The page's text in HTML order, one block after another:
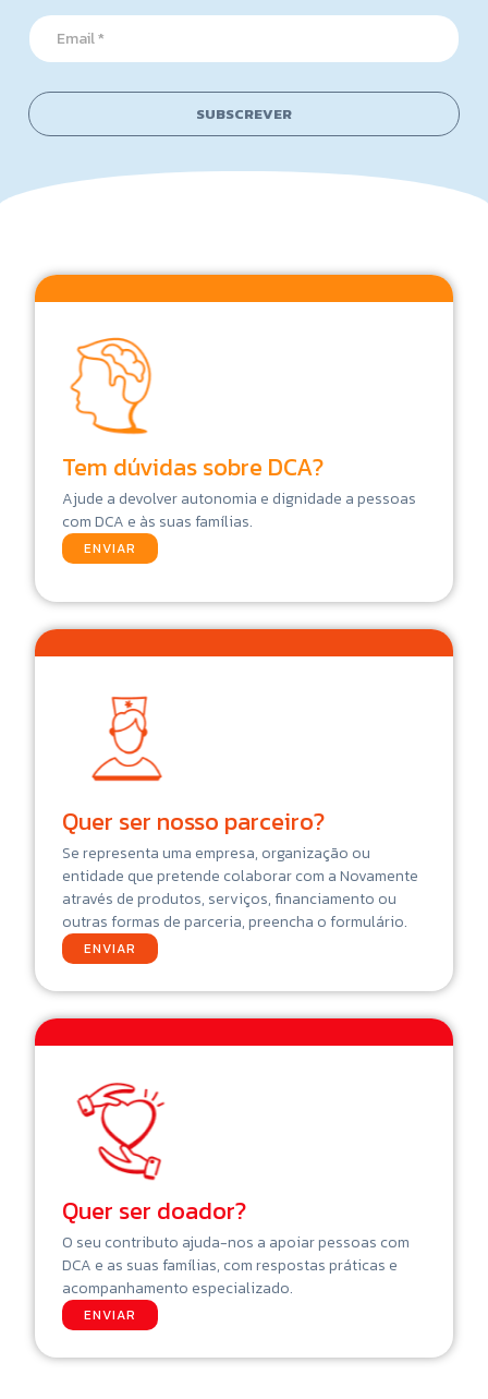
*
a
m
E
m
a
*
E
m
a
l
*
SUBSCREVER
Tem dúvidas sobre DCA?
Ajude a devolver autonomia e dignidade a pessoas
com DCA e às suas famílias.
ENVIAR
Quer ser nosso parceiro?
Se representa uma empresa, organização ou
entidade que pretende colaborar com a Novamente
através de produtos, serviços, financiamento ou
outras formas de parceria, preencha o formulário.
ENVIAR
Quer ser doador?
O seu contributo ajuda-nos a apoiar pessoas com
DCA e as suas famílias, com respostas práticas e
acompanhamento especializado.
ENVIAR